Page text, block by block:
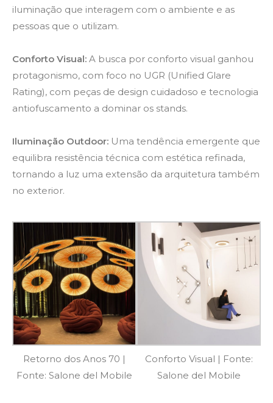
iluminação que interagem com o ambiente e as
pessoas que o utilizam.
Conforto Visual: A busca por conforto visual ganhou
protagonismo, com foco no UGR (Unified Glare
Rating), com peças de design cuidadoso e tecnologia
antiofuscamento a dominar os stands.
Iluminação Outdoor: Uma tendência emergente que
equilibra resistência técnica com estética refinada,
tornando a luz uma extensão da arquitetura também
no exterior.
Retorno dos Anos 70 |
Fonte: Salone del Mobile
Conforto Visual | Fonte:
Salone del Mobile